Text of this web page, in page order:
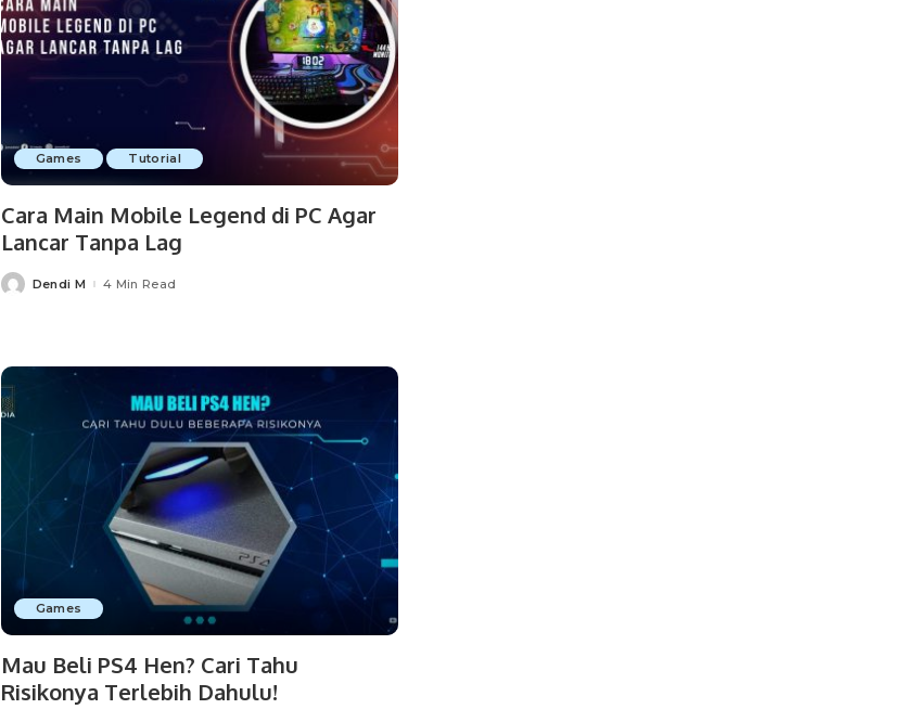
Games Tutorial
Cara Main Mobile Legend di PC Agar
Lancar Tanpa Lag
PostedDendi M 4 Min Read
Games
Mau Beli PS4 Hen? Cari Tahu
Risikonya Terlebih Dahulu!